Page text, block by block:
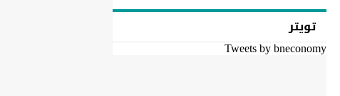
تويتر
Tweets by bneconomy